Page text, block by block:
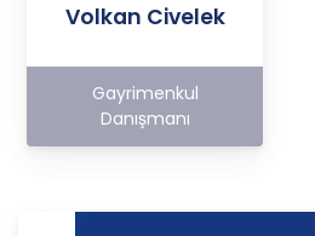
Volkan Civelek
Gayrimenkul
Danışmanı